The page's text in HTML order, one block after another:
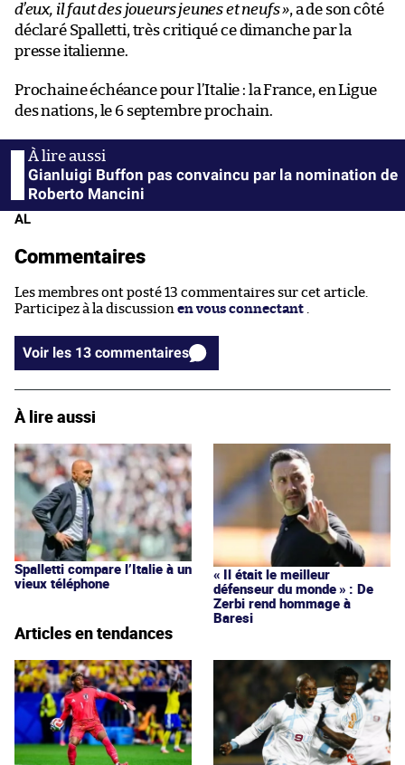
d’eux, il faut des joueurs jeunes et neufs », a de son côté
déclaré Spalletti, très critiqué ce dimanche par la
presse italienne.
Prochaine échéance pour l’Italie : la France, en Ligue
des nations, le 6 septembre prochain.
Gianluigi Buffon pas convaincu par la nomination de
Roberto Mancini
AL
Commentaires
Les membres ont posté 13 commentaires sur cet article.
Participez à la discussion en vous connectant
Voir les 13 commentaires
À lire aussi
Spalletti compare l’Italie à un
vieux téléphone
« Il était le meilleur
défenseur du monde » : De
Zerbi rend hommage à
Baresi
Articles en tendances